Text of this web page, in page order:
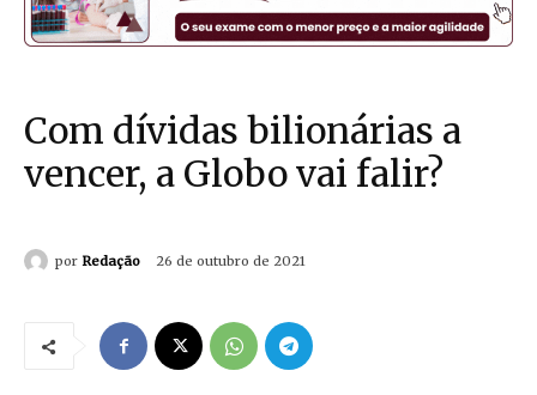
Com dívidas bilionárias a
vencer, a Globo vai falir?
por Redação 26 de outubro de 2021